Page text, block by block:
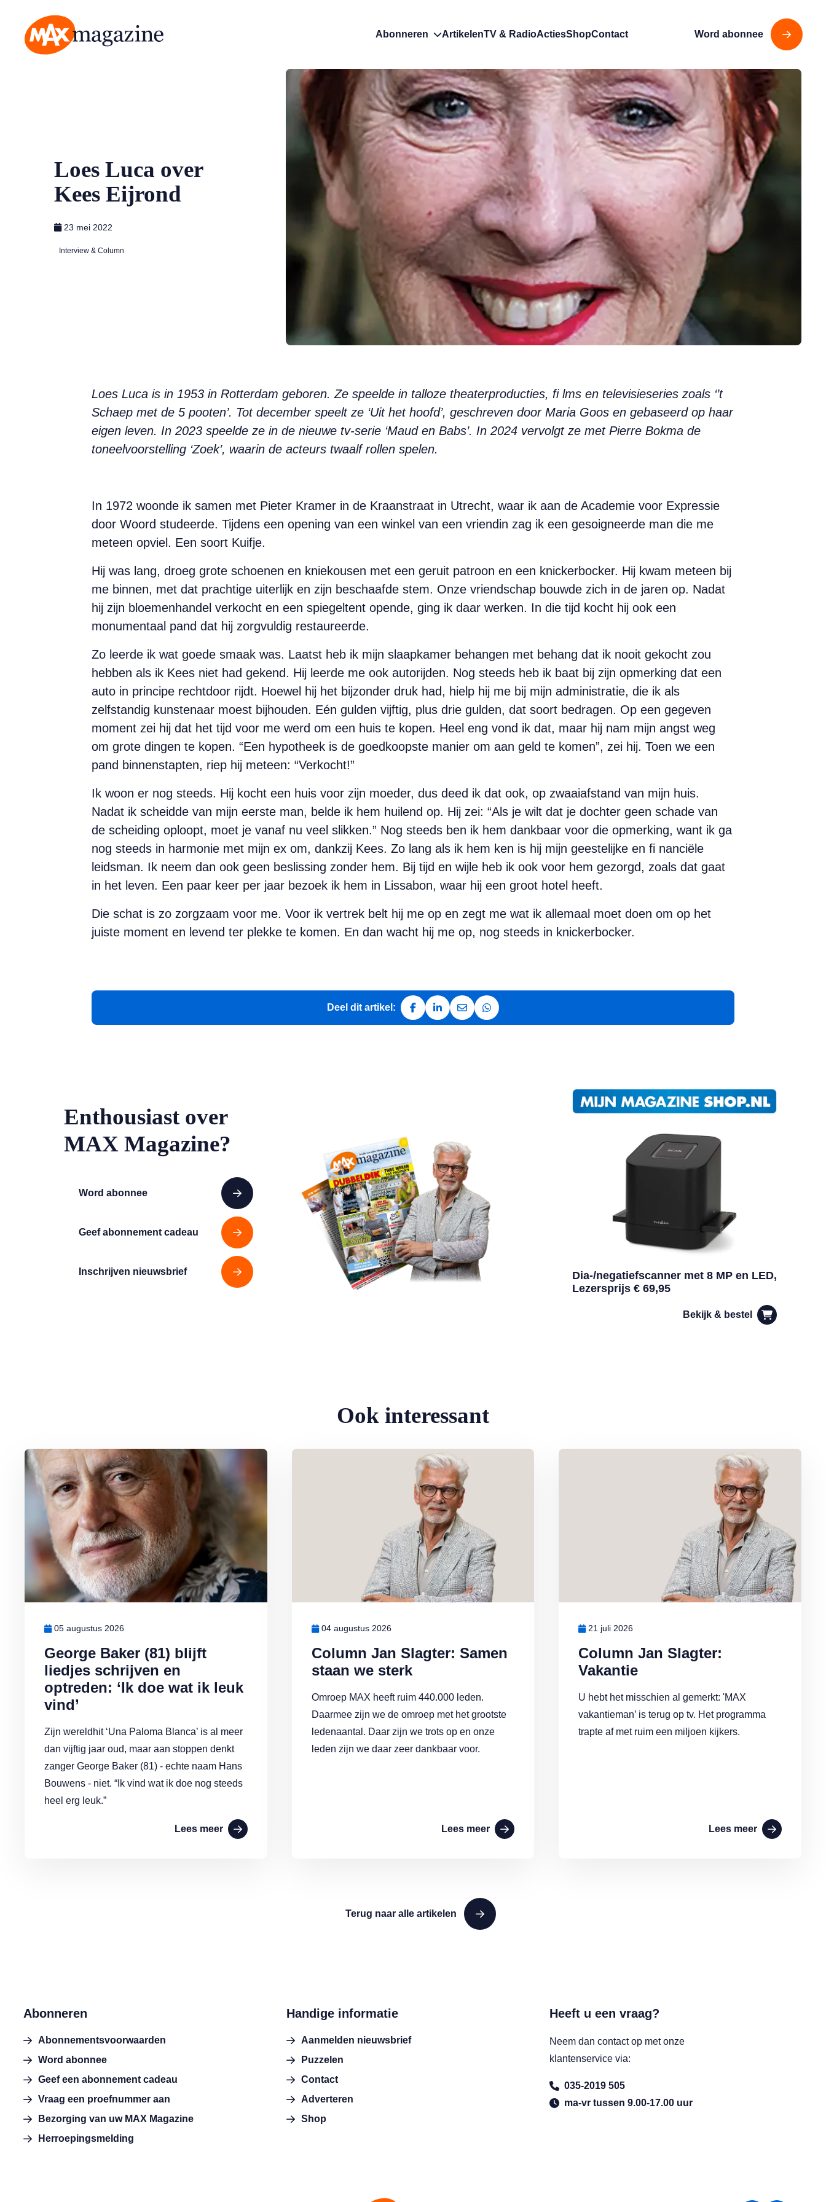
Abonneren ArtikelenTV & RadioActiesShopContact Word abonnee
Loes Luca over
Kees Eijrond
23 mei 2022
Interview & Column
Loes Luca is in 1953 in Rotterdam geboren. Ze speelde in talloze theaterproducties, fi lms en televisieseries zoals ‘’t
Schaep met de 5 pooten’. Tot december speelt ze ‘Uit het hoofd’, geschreven door Maria Goos en gebaseerd op haar
eigen leven. In 2023 speelde ze in de nieuwe tv-serie ‘Maud en Babs’. In 2024 vervolgt ze met Pierre Bokma de
toneelvoorstelling ‘Zoek’, waarin de acteurs twaalf rollen spelen.
In 1972 woonde ik samen met Pieter Kramer in de Kraanstraat in Utrecht, waar ik aan de Academie voor Expressie
door Woord studeerde. Tijdens een opening van een winkel van een vriendin zag ik een gesoigneerde man die me
meteen opviel. Een soort Kuifje.
Hij was lang, droeg grote schoenen en kniekousen met een geruit patroon en een knickerbocker. Hij kwam meteen bij
me binnen, met dat prachtige uiterlijk en zijn beschaafde stem. Onze vriendschap bouwde zich in de jaren op. Nadat
hij zijn bloemenhandel verkocht en een spiegeltent opende, ging ik daar werken. In die tijd kocht hij ook een
monumentaal pand dat hij zorgvuldig restaureerde.
Zo leerde ik wat goede smaak was. Laatst heb ik mijn slaapkamer behangen met behang dat ik nooit gekocht zou
hebben als ik Kees niet had gekend. Hij leerde me ook autorijden. Nog steeds heb ik baat bij zijn opmerking dat een
auto in principe rechtdoor rijdt. Hoewel hij het bijzonder druk had, hielp hij me bij mijn administratie, die ik als
zelfstandig kunstenaar moest bijhouden. Eén gulden vijftig, plus drie gulden, dat soort bedragen. Op een gegeven
moment zei hij dat het tijd voor me werd om een huis te kopen. Heel eng vond ik dat, maar hij nam mijn angst weg
om grote dingen te kopen. “Een hypotheek is de goedkoopste manier om aan geld te komen”, zei hij. Toen we een
pand binnenstapten, riep hij meteen: “Verkocht!”
Ik woon er nog steeds. Hij kocht een huis voor zijn moeder, dus deed ik dat ook, op zwaaiafstand van mijn huis.
Nadat ik scheidde van mijn eerste man, belde ik hem huilend op. Hij zei: “Als je wilt dat je dochter geen schade van
de scheiding oploopt, moet je vanaf nu veel slikken.” Nog steeds ben ik hem dankbaar voor die opmerking, want ik ga
nog steeds in harmonie met mijn ex om, dankzij Kees. Zo lang als ik hem ken is hij mijn geestelijke en fi nanciële
leidsman. Ik neem dan ook geen beslissing zonder hem. Bij tijd en wijle heb ik ook voor hem gezorgd, zoals dat gaat
in het leven. Een paar keer per jaar bezoek ik hem in Lissabon, waar hij een groot hotel heeft.
Die schat is zo zorgzaam voor me. Voor ik vertrek belt hij me op en zegt me wat ik allemaal moet doen om op het
juiste moment en levend ter plekke te komen. En dan wacht hij me op, nog steeds in knickerbocker.
Deel dit artikel:
Deel op Facebook
Deel op LinkedIn
Deel via e-mail
Deel via WhatsApp
Enthousiast over
MAX Magazine?
Word abonnee
Geef abonnement cadeau
Inschrijven nieuwsbrief
Dia-/negatiefscanner met 8 MP en LED,
Lezersprijs € 69,95
Bekijk & bestel
Ook interessant
George Baker (81) blijft
liedjes schrijven en
optreden: ‘Ik doe wat ik leuk
vind’
05 augustus 2026
Zijn wereldhit ‘Una Paloma Blanca’ is al meer
dan vijftig jaar oud, maar aan stoppen denkt
zanger George Baker (81) - echte naam Hans
Bouwens - niet. “Ik vind wat ik doe nog steeds
heel erg leuk.”
Lees meer
Lees meer over George Baker (81) blijft liedjes schrijven en optreden: ‘Ik doe wat ik leuk vind’
Column Jan Slagter: Samen
staan we sterk
04 augustus 2026
Omroep MAX heeft ruim 440.000 leden.
Daarmee zijn we de omroep met het grootste
ledenaantal. Daar zijn we trots op en onze
leden zijn we daar zeer dankbaar voor.
Lees meer
Lees meer over Column Jan Slagter: Samen staan we sterk
Column Jan Slagter:
Vakantie
21 juli 2026
U hebt het misschien al gemerkt: 'MAX
vakantieman’ is terug op tv. Het programma
trapte af met ruim een miljoen kijkers.
Lees meer
Lees meer over Column Jan Slagter: Vakantie
Terug naar alle artikelen
Abonneren
Abonnementsvoorwaarden
Word abonnee
Geef een abonnement cadeau
Vraag een proefnummer aan
Bezorging van uw MAX Magazine
Herroepingsmelding
Handige informatie
Aanmelden nieuwsbrief
Puzzelen
Contact
Adverteren
Shop
Heeft u een vraag?
Neem dan contact op met onze
klantenservice via:
035-2019 505
ma-vr tussen 9.00-17.00 uur